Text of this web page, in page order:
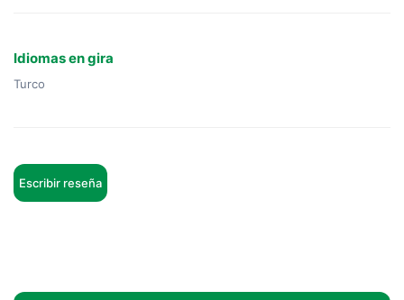
Idiomas en gira
Turco
Escribir reseña